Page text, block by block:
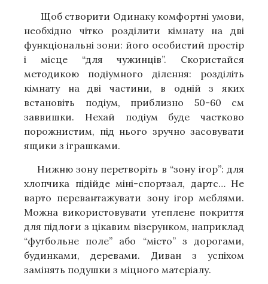
Щоб створити Одинаку комфортні умови,
необхідно чітко розділити кімнату на дві
функціональні зони: його особистий простір
і місце “для чужинців”. Скористайся
методикою подіумного ділення: розділіть
кімнату на дві частини, в одній з яких
встановіть подіум, приблизно 50-60 см
заввишки. Нехай подіум буде частково
порожнистим, під нього зручно засовувати
ящики з іграшками.
Нижню зону перетворіть в “зону ігор”: для
хлопчика підійде міні-спортзал, дартс… Не
варто перевантажувати зону ігор меблями.
Можна використовувати утеплене покриття
для підлоги з цікавим візерунком, наприклад
“футбольне поле” або “місто” з дорогами,
будинками, деревами. Диван з успіхом
замінять подушки з міцного матеріалу.